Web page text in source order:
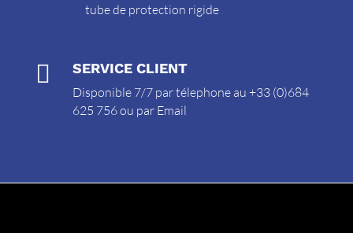
tube de protection rigide
 SERVICE CLIENT
Disponible 7/7 par télephone au +33 (0)684
625 756 ou par Email